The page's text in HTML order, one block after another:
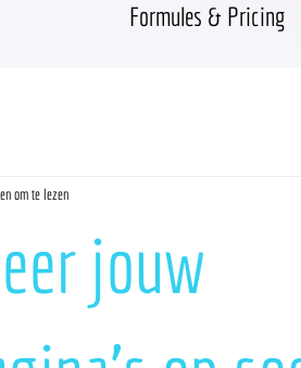
Formules & Pricing
jouw
om te lezen